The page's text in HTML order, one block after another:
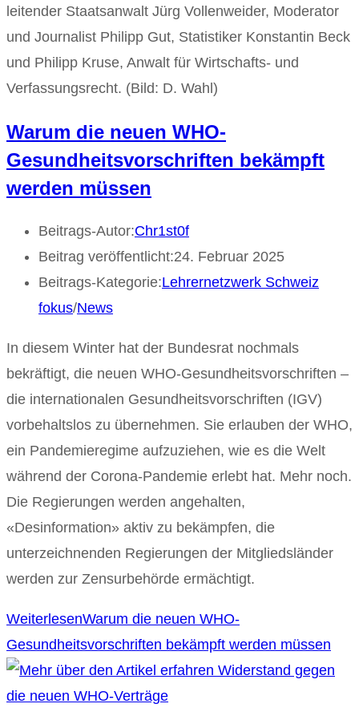
leitender Staatsanwalt Jürg Vollenweider, Moderator
und Journalist Philipp Gut, Statistiker Konstantin Beck
und Philipp Kruse, Anwalt für Wirtschafts- und
Verfassungsrecht. (Bild: D. Wahl)
Warum die neuen WHO-
Gesundheitsvorschriften bekämpft
werden müssen
Beitrags-Autor:Chr1st0f
Beitrag veröffentlicht:24. Februar 2025
Beitrags-Kategorie:Lehrernetzwerk Schweiz
fokus/News
In diesem Winter hat der Bundesrat nochmals
bekräftigt, die neuen WHO-Gesundheitsvorschriften –
die internationalen Gesundheitsvorschriften (IGV)
vorbehaltslos zu übernehmen. Sie erlauben der WHO,
ein Pandemieregime aufzuziehen, wie es die Welt
während der Corona-Pandemie erlebt hat. Mehr noch.
Die Regierungen werden angehalten,
«Desinformation» aktiv zu bekämpfen, die
unterzeichnenden Regierungen der Mitgliedsländer
werden zur Zensurbehörde ermächtigt.
WeiterlesenWarum die neuen WHO-
Gesundheitsvorschriften bekämpft werden müssen